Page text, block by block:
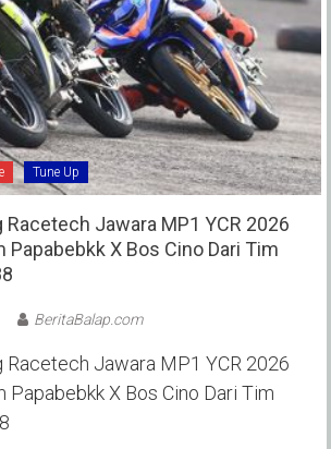
Tune Up
Racetech Jawara MP1 YCR 2026
Papabebkk X Bos Cino Dari Tim
BeritaBalap.com
Racetech Jawara MP1 YCR 2026
Papabebkk X Bos Cino Dari Tim